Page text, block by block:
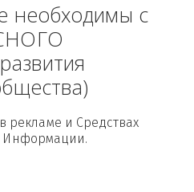
необходимы с
рекламе и Средствах
Информации.